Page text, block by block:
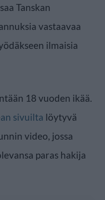
Tanskan
vastaavaa
ilmaisia
18 vuoden ikää.
sivuilta löytyvä
video, jossa
paras hakija